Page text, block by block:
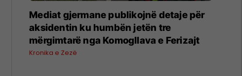
Mediat gjermane publikojnë detaje për
aksidentin ku humbën jetën tre
mërgimtarë nga Komogllava e Ferizajt
Kronika e Zezë